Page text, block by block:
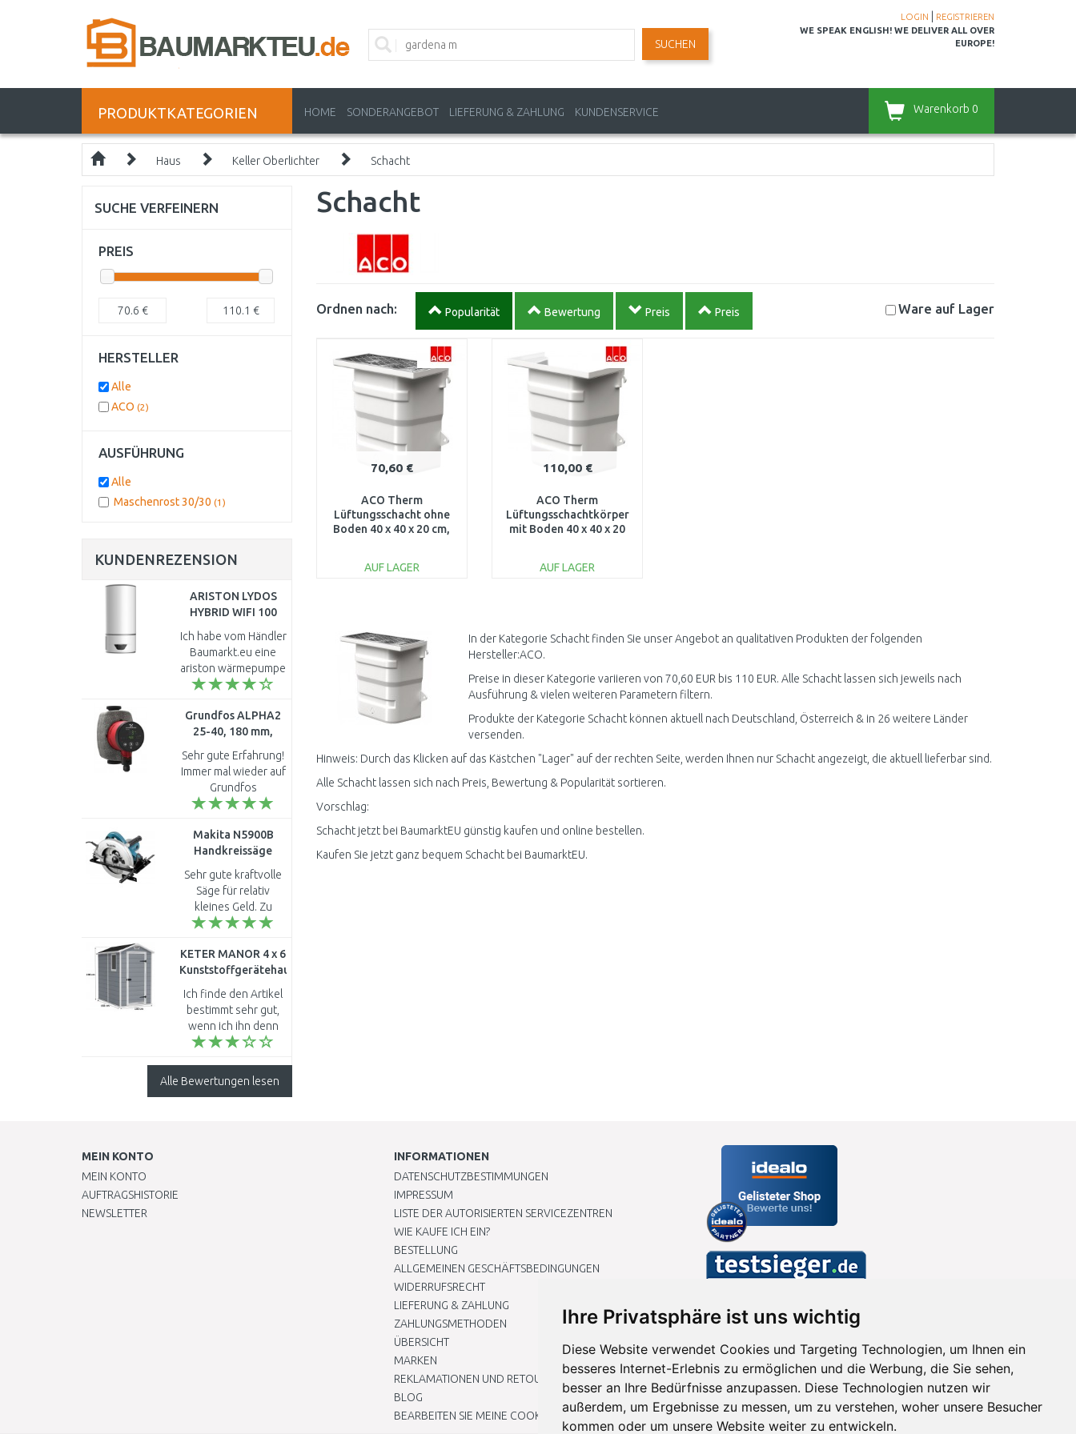
Ihre Privatsphäre ist uns wichtig
Diese Website verwendet Cookies und Targeting Technologien, um Ihnen ein
besseres Internet-Erlebnis zu ermöglichen und die Werbung, die Sie sehen,
besser an Ihre Bedürfnisse anzupassen. Diese Technologien nutzen wir
außerdem, um Ergebnisse zu messen, um zu verstehen, woher unsere Besucher
kommen oder um unsere Website weiter zu entwickeln.
LOGIN
REGISTRIEREN
WE SPEAK ENGLISH! WE DELIVER ALL OVER
EUROPE!
SUCHEN
PRODUKTKATEGORIEN HOME SONDERANGEBOT LIEFERUNG & ZAHLUNG KUNDENSERVICE Warenkorb 0
Haus Keller Oberlichter Schacht
Schacht
Ordnen nach: Popularität Bewertung Preis Preis Ware auf Lager
70,60 €
ACO Therm
Lüftungsschacht ohne
Boden 40 x 40 x 20 cm,
AUF LAGER
Vergleichen
110,00 €
ACO Therm
Lüftungsschachtkörper
mit Boden 40 x 40 x 20
AUF LAGER
Vergleichen
In der Kategorie Schacht finden Sie unser Angebot an qualitativen Produkten der folgenden
Hersteller:ACO.
Preise in dieser Kategorie variieren von 70,60 EUR bis 110 EUR. Alle Schacht lassen sich jeweils nach
Ausführung & vielen weiteren Parametern filtern.
Produkte der Kategorie Schacht können aktuell nach Deutschland, Österreich & in 26 weitere Länder
versenden.
Hinweis: Durch das Klicken auf das Kästchen "Lager" auf der rechten Seite, werden Ihnen nur Schacht angezeigt, die aktuell lieferbar sind.
Alle Schacht lassen sich nach Preis, Bewertung & Popularität sortieren.
Vorschlag:
Schacht jetzt bei BaumarktEU günstig kaufen und online bestellen.
Kaufen Sie jetzt ganz bequem Schacht bei BaumarktEU.
SUCHE VERFEINERN
PREIS
70.6 € 110.1 €
HERSTELLER
Alle
ACO (2)
AUSFÜHRUNG
Alle
Maschenrost 30/30 (1)
KUNDENREZENSION
ARISTON LYDOS
HYBRID WIFI 100
Warmwasserspeicher
100l 1,2kW 3629065
Ich habe vom Händler
Baumarkt.eu eine
ariston wärmepumpe
LYDOS HYBRID WIFI
Wochen erstanden.
Das Gerät ist preislich
unschlagb..
Grundfos ALPHA2
25-40, 180 mm,
Heizungsumwälzpumpe,
99411165
Sehr gute Erfahrung!
Immer mal wieder auf
Grundfos
zurückgreifen ..
Makita N5900B
Handkreissäge
(2000W/235mm)
Sehr gute kraftvolle
Säge für relativ
kleines Geld. Zu
empfehlen ..
KETER MANOR 4 x 6
Kunststoffgerätehaus,
130 x 192 x 198 cm
17197126
Ich finde den Artikel
bestimmt sehr gut,
wenn ich ihn denn
erhalte und süß
Wiederholungsschleife
rauskommen. ..
Alle Bewertungen lesen
MEIN KONTO
MEIN KONTO
AUFTRAGSHISTORIE
NEWSLETTER
INFORMATIONEN
DATENSCHUTZBESTIMMUNGEN
IMPRESSUM
LISTE DER AUTORISIERTEN SERVICEZENTREN
WIE KAUFE ICH EIN?
BESTELLUNG
ALLGEMEINEN GESCHÄFTSBEDINGUNGEN
WIDERRUFSRECHT
LIEFERUNG & ZAHLUNG
ZAHLUNGSMETHODEN
ÜBERSICHT
MARKEN
REKLAMATIONEN UND RETOUREN
BLOG
BEARBEITEN SIE MEINE COOKIE-EINSTELLUNGEN